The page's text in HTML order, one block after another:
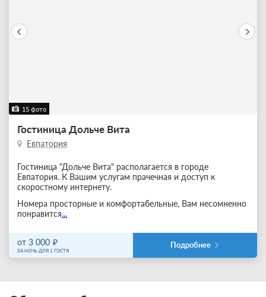
15 фото
Гостиница Дольче Вита
Евпатория
Гостиница "Дольче Вита" располагается в городе
Евпатория. К Вашим услугам прачечная и доступ к
скоростному интернету.
Номера просторные и комфортабельные, Вам несомненно
понравится...
от 3 000
ЗА НОЧЬ ДЛЯ 1 ГОСТЯ
Подробнее